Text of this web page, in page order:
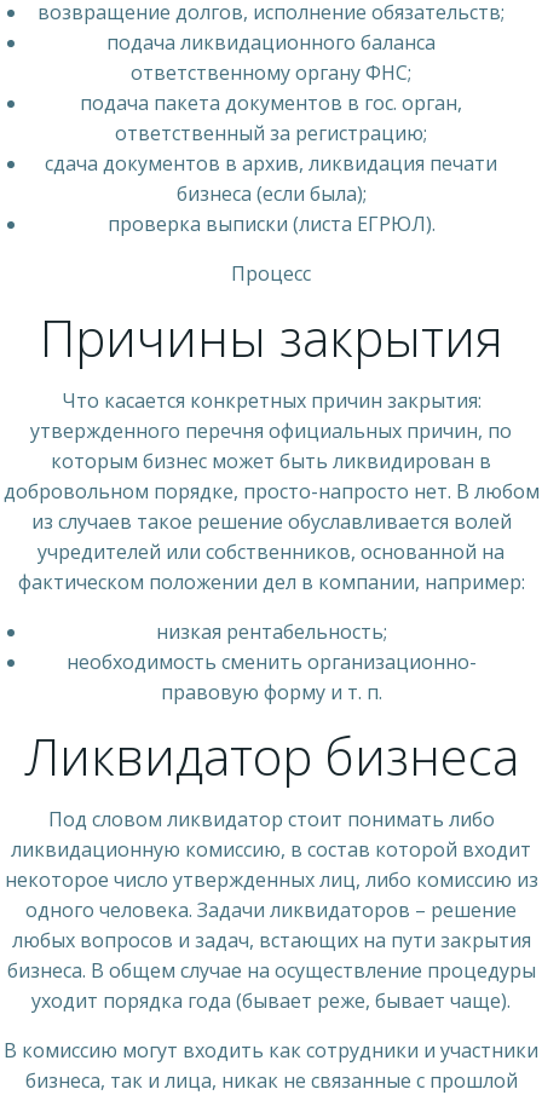
возвращение долгов, исполнение обязательств;
подача ликвидационного баланса
ответственному органу ФНС;
подача пакета документов в гос. орган,
ответственный за регистрацию;
сдача документов в архив, ликвидация печати
бизнеса (если была);
проверка выписки (листа ЕГРЮЛ).
Процесс
Причины закрытия
Что касается конкретных причин закрытия:
утвержденного перечня официальных причин, по
которым бизнес может быть ликвидирован в
добровольном порядке, просто-напросто нет. В любом
из случаев такое решение обуславливается волей
учредителей или собственников, основанной на
фактическом положении дел в компании, например:
низкая рентабельность;
необходимость сменить организационно-
правовую форму и т. п.
Ликвидатор бизнеса
Под словом ликвидатор стоит понимать либо
ликвидационную комиссию, в состав которой входит
некоторое число утвержденных лиц, либо комиссию из
одного человека. Задачи ликвидаторов – решение
любых вопросов и задач, встающих на пути закрытия
бизнеса. В общем случае на осуществление процедуры
уходит порядка года (бывает реже, бывает чаще).
В комиссию могут входить как сотрудники и участники
бизнеса, так и лица, никак не связанные с прошлой